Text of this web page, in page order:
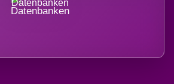
Datenbanken